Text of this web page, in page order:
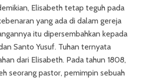
Elisabeth tetap teguh pada
yang ada di dalam gereja
itu dipersembahkan kepada
Santo Yusuf. Tuhan ternyata
dari Elisabeth. Pada tahun 1808,
seorang pastor, pemimpin sebuah